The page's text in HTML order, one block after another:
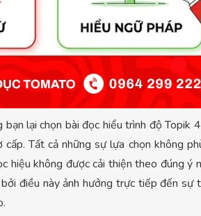
bạn lại chọn bài đọc hiểu trình độ Topik
cấp. Tất cả những sự lựa chọn không
hiệu không được cải thiện theo đúng ý
điều này ảnh hưởng trực tiếp đến sự